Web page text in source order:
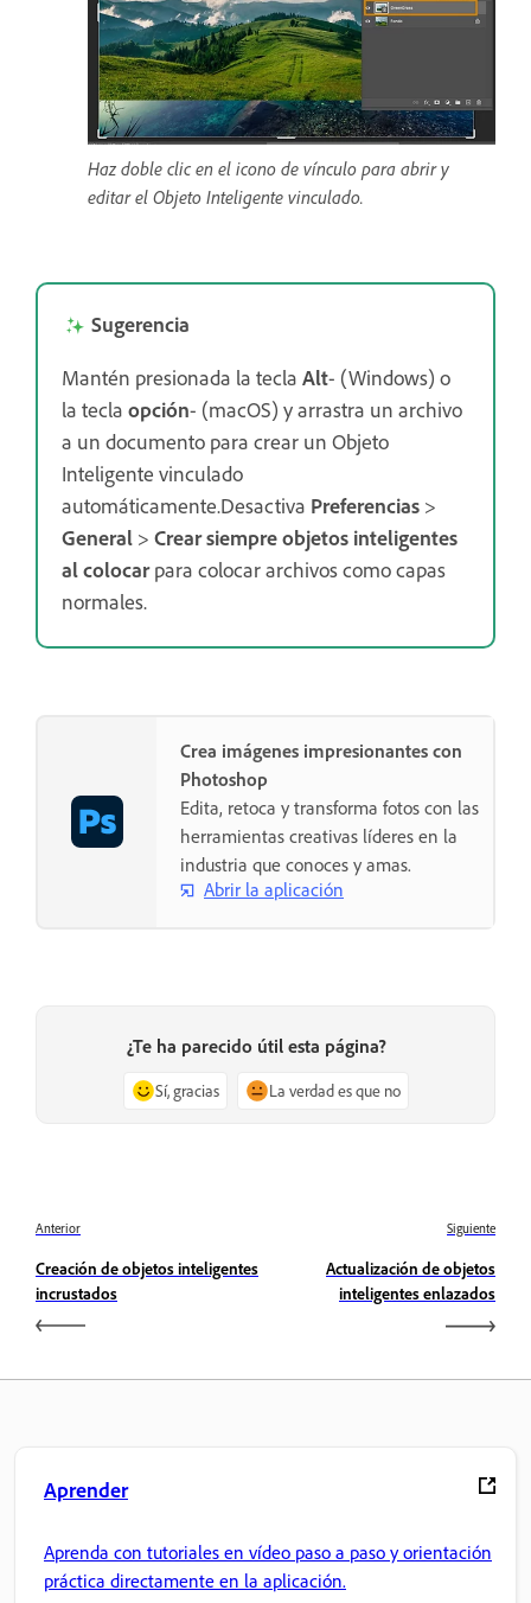
Haz doble clic en el icono de vínculo para abrir y
editar el Objeto Inteligente vinculado.
Sugerencia
Mantén presionada la tecla Alt- (Windows) o
la tecla opción- (macOS) y arrastra un archivo
a un documento para crear un Objeto
Inteligente vinculado
automáticamente.Desactiva Preferencias >
General > Crear siempre objetos inteligentes
al colocarpara colocar archivos como capas
normales.
Crea imágenes impresionantes con
Photoshop
Edita, retoca y transforma fotos con las
herramientas creativas líderes en la
industria que conoces y amas.
Abrir la aplicación
¿Te ha parecido útil esta página?
Sí, gracias La verdad es que no
Anterior
Creación de objetos inteligentes
incrustados
Siguiente
Actualización de objetos
inteligentes enlazados
Aprender
Aprenda con tutoriales en vídeo paso a paso y orientación
práctica directamente en la aplicación.